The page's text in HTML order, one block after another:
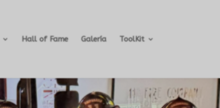
Hall of Fame Galería ToolKit